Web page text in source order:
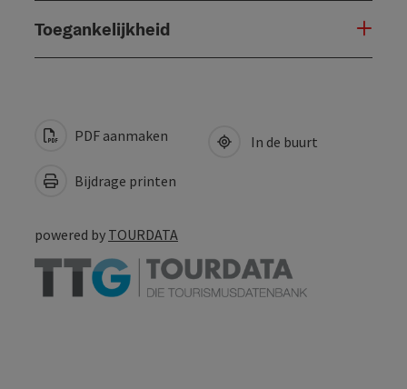
Toegankelijkheid
PDF aanmaken
Bijdrage printen
In de buurt
powered by TOURDATA